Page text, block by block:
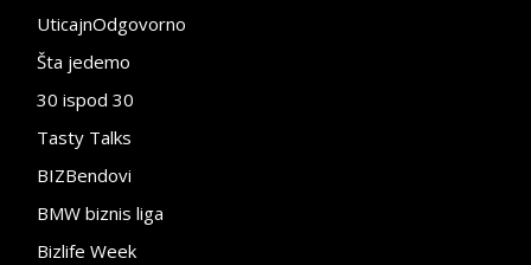
UticajnOdgovorno
Šta jedemo
30 ispod 30
Tasty Talks
BIZBendovi
BMW biznis liga
Bizlife Week